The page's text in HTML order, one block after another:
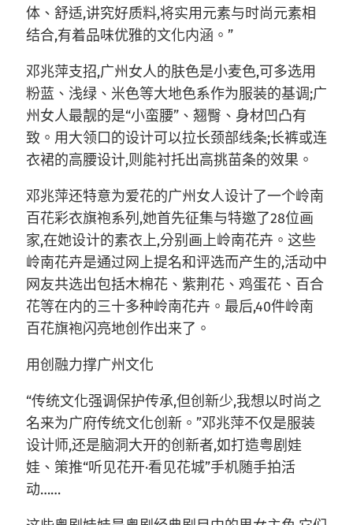
体、舒适,讲究好质料,将实用元素与时尚元素相
结合,有着品味优雅的文化内涵。”
邓兆萍支招,广州女人的肤色是小麦色,可多选用
粉蓝、浅绿、米色等大地色系作为服装的基调;广
州女人最靓的是“小蛮腰”、翘臀、身材凹凸有
致。用大领口的设计可以拉长颈部线条;长裤或连
衣裙的高腰设计,则能衬托出高挑苗条的效果。
邓兆萍还特意为爱花的广州女人设计了一个岭南
百花彩衣旗袍系列,她首先征集与特邀了28位画
家,在她设计的素衣上,分别画上岭南花卉。这些
岭南花卉是通过网上提名和评选而产生的,活动中
网友共选出包括木棉花、紫荆花、鸡蛋花、百合
花等在内的三十多种岭南花卉。最后,40件岭南
百花旗袍闪亮地创作出来了。
用创融力撑广州文化
“传统文化强调保护传承,但创新少,我想以时尚之
名来为广府传统文化创新。”邓兆萍不仅是服装
设计师,还是脑洞大开的创新者,如打造粤剧娃
娃、策推“听见花开·看见花城”手机随手拍活
动……